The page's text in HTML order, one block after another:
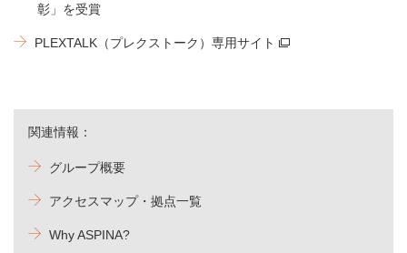
彰」を受賞
PLEXTALK（プレクストーク）専用サイト
関連情報：
グループ概要
アクセスマップ・拠点一覧
Why ASPINA?